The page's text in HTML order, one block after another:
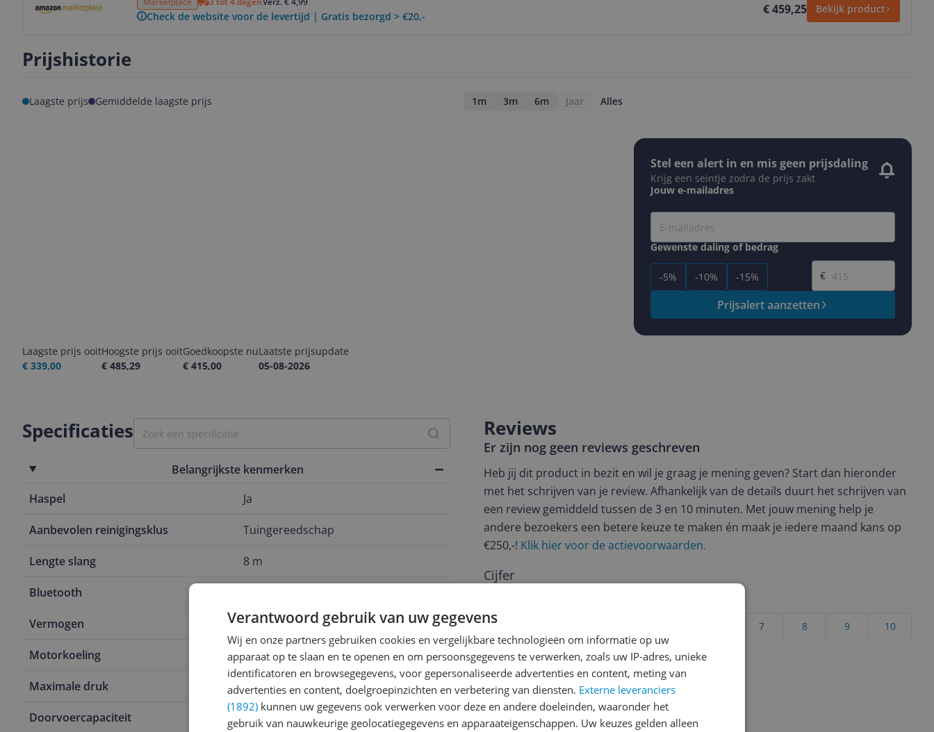
Check de website voor de levertijd | Gratis bezorgd > €20,- € 459,25 Bekijk product
Prijshistorie
Laagste prijs Gemiddelde laagste prijs 1m 3m 6m Jaar Alles
Laagste prijs ooit
€ 339,00
Hoogste prijs ooit
€ 485,29
Goedkoopste nu
€ 415,00
Laatste prijsupdate
05-08-2026
Stel een alert in en mis geen prijsdaling
Krijg een seintje zodra de prijs zakt
Jouw e-mailadres
Gewenste daling of bedrag
-5% -10% -15%
Gewenste prijs
€
Prijsalert aanzetten
Specificaties
Belangrijkste kenmerken
Haspel
Ja
Aanbevolen reinigingsklus Tuingereedschap
Lengte slang 8 m
Bluetooth
Vermogen 2.600 W
Motorkoeling Waterkoeling
Maximale druk 150 bar
Doorvoercapaciteit 480 l/h
Reviews
Er zijn nog geen reviews geschreven
Heb jij dit product in bezit en wil je graag je mening geven? Start dan hieronder
met het schrijven van je review. Afhankelijk van de details duurt het schrijven van
een review gemiddeld tussen de 3 en 10 minuten. Met jouw mening help je
andere bezoekers een betere keuze te maken én maak je iedere maand kans op
€250,-! Klik hier voor de actievoorwaarden.
Cijfer
10
9
8
7
Vraag 1 van 4
Verantwoord gebruik van uw gegevens
Wij en onze partners gebruiken cookies en vergelijkbare technologieën om informatie op uw
apparaat op te slaan en te openen en om persoonsgegevens te verwerken, zoals uw IP-adres, unieke
identificatoren en browsegegevens, voor gepersonaliseerde advertenties en content, meting van
advertenties en content, doelgroepinzichten en verbetering van diensten. Externe leveranciers
(1892) kunnen uw gegevens ook verwerken voor deze en andere doeleinden, waaronder het
gebruik van nauwkeurige geolocatiegegevens en apparaateigenschappen. Uw keuzes gelden alleen